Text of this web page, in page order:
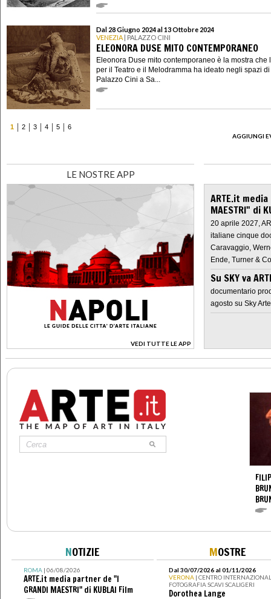
Dal 28 Giugno 2024 al 13 Ottobre 2024
VENEZIA | PALAZZO CINI
ELEONORA DUSE MITO CONTEMPORANEO
Eleonora Duse mito contemporaneo è la mostra che
per il Teatro e il Melodramma ha ideato negli spazi di
Palazzo Cini a Sa...
1 2 3 4 5
6
AGGIUNGI
LE NOSTRE APP
VEDI TUTTE LE APP
>
ARTE.it
MAESTRI" di
20 aprile 2027,
italiane cinque
Caravaggio,
Ende, Turner &
Su SKY va
documentario
agosto su Sky Arte
NOTIZIE
ROMA| 06/08/2026
ARTE.it media partner de "I
GRANDI MAESTRI" di KUBLAI Film
MOSTRE
Dal 30/07/2026 al 01/11/2026
VERONA | CENTRO
FOTOGRAFIA SCAVI SCALIGERI
Dorothea Lange